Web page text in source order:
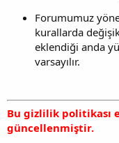
Forumumuz
kurallarda
eklendiği anda
varsayılır.
Bu gizlilik politikası
güncellenmiştir.